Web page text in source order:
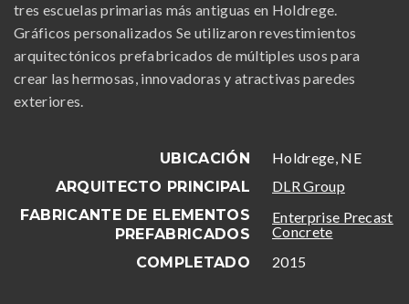
tres escuelas primarias más antiguas en Holdrege.
Gráficos personalizados Se utilizaron revestimientos
arquitectónicos prefabricados de múltiples usos para
crear las hermosas, innovadoras y atractivas paredes
exteriores.
UBICACIÓN
Holdrege, NE
ARQUITECTO PRINCIPAL
DLR Group
FABRICANTE DE ELEMENTOS
PREFABRICADOS
Enterprise Precast
Concrete
COMPLETADO
2015